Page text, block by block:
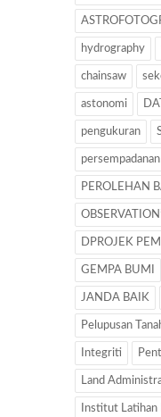
hydrography
chainsaw
astonomi
pengukuran
persempadanan
PEROLEHAN
OBSERVATION’
DPROJEK
GEMPA BUMI
JANDA BAIK
Pelupusan
Integriti
Land
Institut